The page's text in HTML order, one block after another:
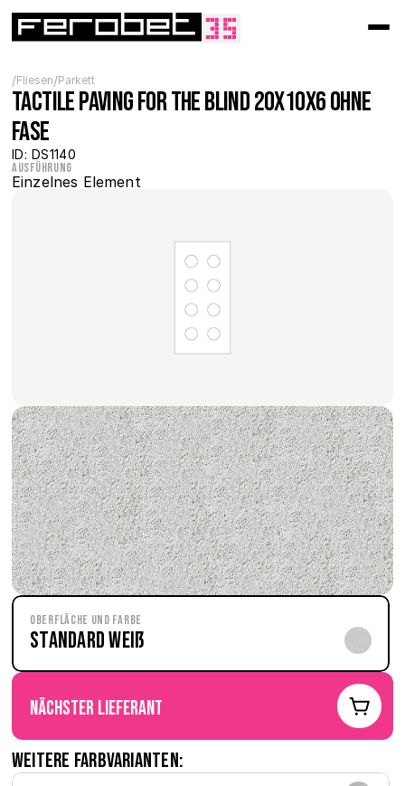
/Fliesen/Parkett
Tactile paving for the blind 20x10x6 ohne
Fase
ID: DS1140
Ausführung
Einzelnes Element
Oberfläche und Farbe
Standard Weiß
nächster Lieferant
Weitere Farbvarianten: